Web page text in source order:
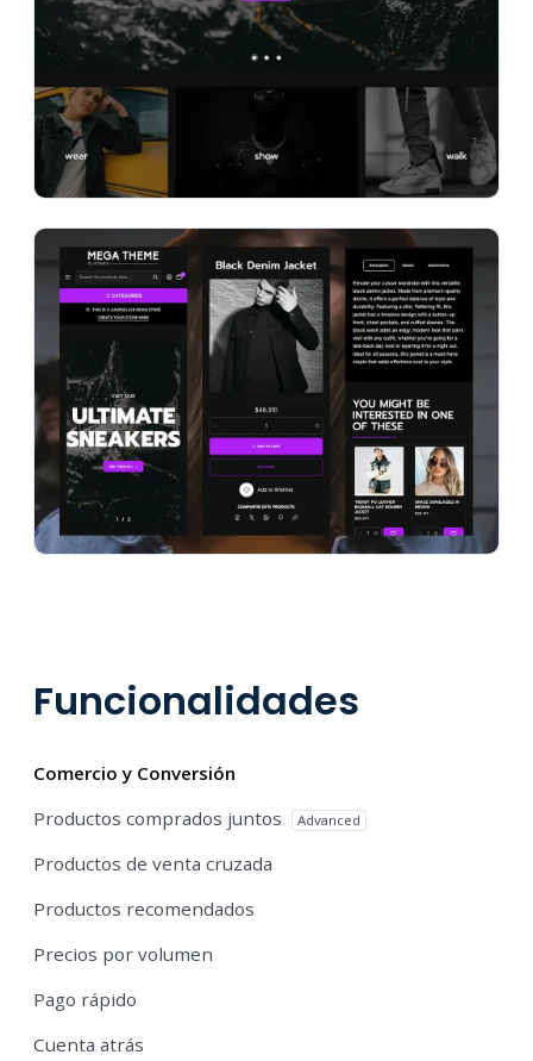
Funcionalidades
Comercio y Conversión
Productos comprados juntos
Advanced
Productos de venta cruzada
Productos recomendados
Precios por volumen
Pago rápido
Cuenta atrás